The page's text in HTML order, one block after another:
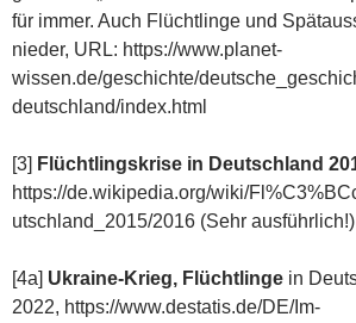
für immer. Auch Flüchtlinge und
nieder, URL: https://www.planet-
wissen.de/geschichte/
deutschland/index.html
[3] Flüchtlingskrise in Deutschland
https://de.wikipedia.org/wiki/
utschland_2015/2016 (Sehr ausführlich!)
[4a] Ukraine-Krieg, Flüchtlinge in
2022, https://www.destatis.de/DE/Im-